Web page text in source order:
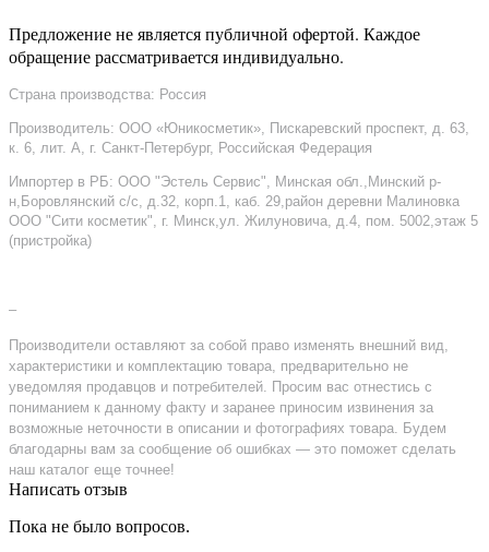
Предложение не является публичной офертой. Каждое
обращение рассматривается индивидуально.
Страна производства: Россия
Производитель: ООО «Юникосметик», Пискаревский проспект, д. 63,
к. 6, лит. А, г. Санкт-Петербург, Российская Федерация
Импортер в РБ: ООО "Эстель Сервис", Минская обл.,Минский р-
н,Боровлянский с/с, д.32, корп.1, каб. 29,район деревни Малиновка
ООО "Сити косметик", г. Минск,ул. Жилуновича, д.4, пом. 5002,этаж 5
(пристройка)
–
Производители оставляют за собой право изменять внешний вид,
характеристики и комплектацию товара, предварительно не
уведомляя продавцов и потребителей. Просим вас отнестись с
пониманием к данному факту и заранее приносим извинения за
возможные неточности в описании и фотографиях товара. Будем
благодарны вам за сообщение об ошибках — это поможет сделать
наш каталог еще точнее!
Написать отзыв
Пока не было вопросов.